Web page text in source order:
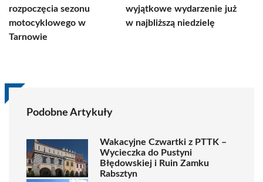
rozpoczęcia sezonu
motocyklowego w
Tarnowie
wyjątkowe wydarzenie już
w najbliższą niedzielę
Podobne Artykuły
Wakacyjne Czwartki z PTTK –
Wycieczka do Pustyni
Błędowskiej i Ruin Zamku
Rabsztyn